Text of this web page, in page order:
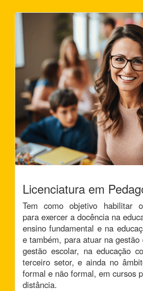
Licenciatura em
Tem como objetivo habilitar
para exercer a docência na
ensino fundamental e na
e também, para atuar na
gestão escolar, na educação
terceiro setor, e ainda no
formal e não formal, em cursos
distância.